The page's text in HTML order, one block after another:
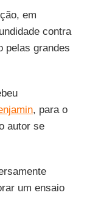
em
contra
pelas grandes
, para o
autor se
um ensaio